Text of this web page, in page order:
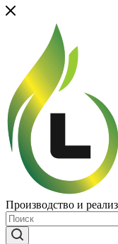
Производство и